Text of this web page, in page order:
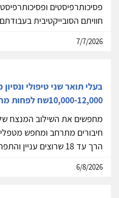
פסיכותרפיסטים
חוויתם הסובייקטיבית בעבודתם
7/7/2026
בעלי תואר שני טיפולי
10,000-12,000שח לפחות מחצי משרה אחהצ
מחפשים את השילוב המנצח של
חיבורים מתרחב ומחפש
הרך עד 18 שרוצים עניין והתפתחות
6/8/2026